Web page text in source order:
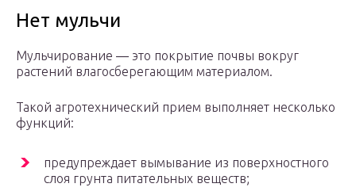
Нет мульчи
Мульчирование ― это покрытие почвы вокруг
растений влагосберегающим материалом.
Такой агротехнический прием выполняет несколько
функций:
предупреждает вымывание из поверхностного
слоя грунта питательных веществ;